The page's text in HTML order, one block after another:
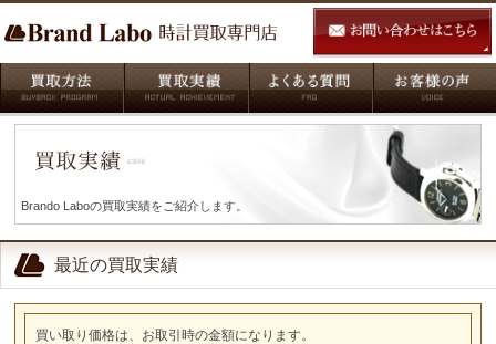
Brando Laboの買取実績をご紹介します。
最近の買取実績
買い取り価格は、お取引時の金額になります。